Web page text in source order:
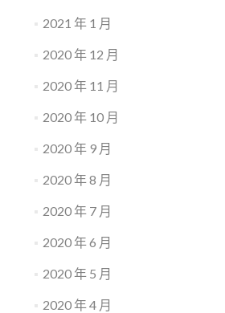
2021 年 1 月
2020 年 12 月
2020 年 11 月
2020 年 10 月
2020 年 9 月
2020 年 8 月
2020 年 7 月
2020 年 6 月
2020 年 5 月
2020 年 4 月